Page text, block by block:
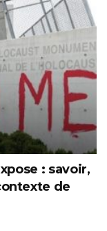
: savoir,
de